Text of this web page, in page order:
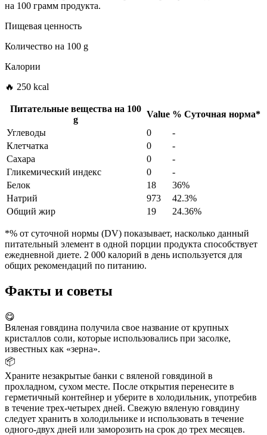
на 100 грамм продукта.
Пищевая ценность
Количество на 100 g
Калории
🔥 250 kcal
Питательные вещества на 100
g
Value % Суточная норма*
Углеводы
0
-
Клетчатка
0
-
Сахара
0
-
Гликемический индекс
0
-
Белок
18
36%
Натрий
973
42.3%
Общий жир
19 24.36%
*% от суточной нормы (DV) показывает, насколько данный
питательный элемент в одной порции продукта способствует
ежедневной диете. 2 000 калорий в день используется для
общих рекомендаций по питанию.
Факты и советы
😋
Вяленая говядина получила свое название от крупных
кристаллов соли, которые использовались при засолке,
известных как «зерна».
📦
Храните незакрытые банки с вяленой говядиной в
прохладном, сухом месте. После открытия перенесите в
герметичный контейнер и уберите в холодильник, употребив
в течение трех-четырех дней. Свежую вяленую говядину
следует хранить в холодильнике и использовать в течение
одного-двух дней или заморозить на срок до трех месяцев.